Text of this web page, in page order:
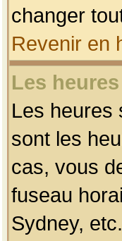
changer
Revenir en
Les
Les heures
sont les
cas, vous
fuseau
Sydney,